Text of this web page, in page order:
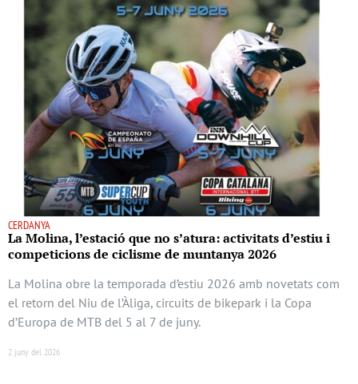
CERDANYA
La Molina, l’estació que no s’atura: activitats d’estiu i
competicions de ciclisme de muntanya 2026
La Molina obre la temporada d’estiu 2026 amb novetats com
el retorn del Niu de l’Àliga, circuits de bikepark i la Copa
d’Europa de MTB del 5 al 7 de juny.
2 juny del 2026